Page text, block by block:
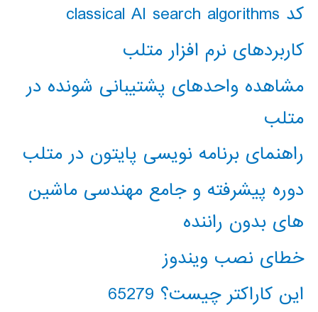
کد classical AI search algorithms
کاربردهای نرم افزار متلب
مشاهده واحدهای پشتیبانی شونده در
متلب
راهنمای برنامه نویسی پایتون در متلب
دوره پیشرفته و جامع مهندسی ماشین
های بدون راننده
خطای نصب ویندوز
این کاراکتر چیست؟ 65279